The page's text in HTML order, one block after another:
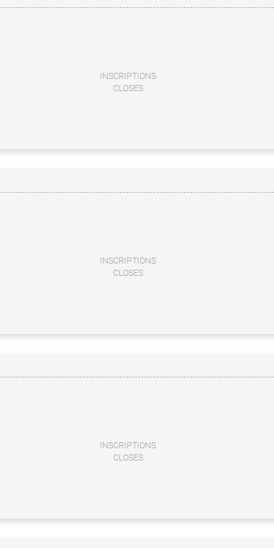
INSCRIPTIONS
CLOSES
INSCRIPTIONS
CLOSES
INSCRIPTIONS
CLOSES